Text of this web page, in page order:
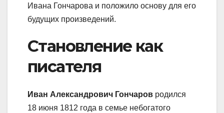
Ивана Гончарова и положило основу для его
будущих произведений.
Становление как
писателя
Иван Александрович Гончаров родился
18 июня 1812 года в семье небогатого